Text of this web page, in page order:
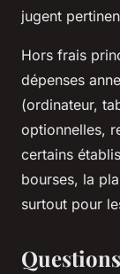
jugent
Hors frais
dépenses
(ordinateur,
optionnelles,
certains
bourses, la
surtout pour